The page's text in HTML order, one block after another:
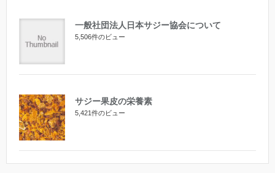
一般社団法人日本サジー協会について
5,506件のビュー
サジー果皮の栄養素
5,421件のビュー